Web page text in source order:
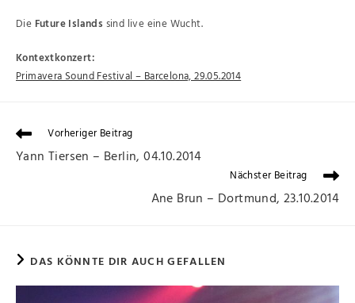
Die Future Islands sind live eine Wucht.
Kontextkonzert:
Primavera Sound Festival – Barcelona, 29.05.2014
Vorheriger Beitrag
Yann Tiersen – Berlin, 04.10.2014
Nächster Beitrag
Ane Brun – Dortmund, 23.10.2014
DAS KÖNNTE DIR AUCH GEFALLEN